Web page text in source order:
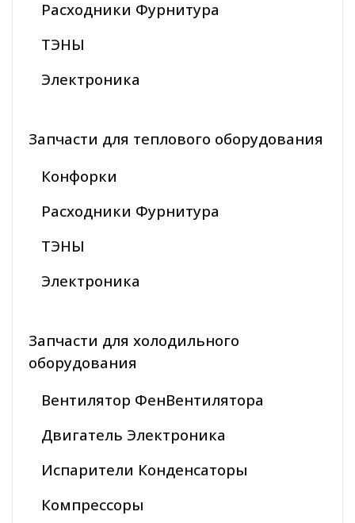
Расходники Фурнитура
ТЭНЫ
Электроника
Запчасти для теплового оборудования
Конфорки
Расходники Фурнитура
ТЭНЫ
Электроника
Запчасти для холодильного
оборудования
Вентилятор ФенВентилятора
Двигатель Электроника
Испарители Конденсаторы
Компрессоры